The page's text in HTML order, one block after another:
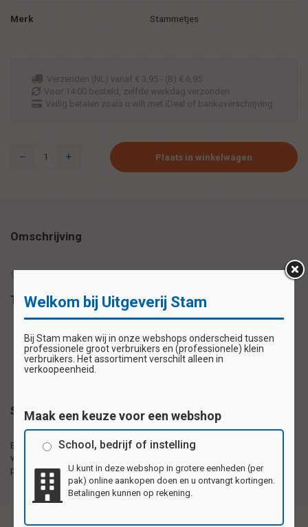
Merk Stammetjes
Verzenden (NL) vanaf € 3,95 - (B) € 6,95
Voor 14:00 besteld, zelfde werkdag verzonden
Veilig betalen zoals u wilt met iDeal of bankoverschrijving
Plaats in winkelwagen
Omschrijving
92 kleine letter stickers (1,5 x 1,5 cm) op 1 vel
Tags
beloningssticker beloningsstickers schoolsticker
schoolstickers
Specificaties
Beloningsstickers met
verschillende motieven
per vel
Zelfklevende plaatjes gedrukt op 1e kwaliteit
motieven per vel.
Welkom bij Uitgeverij Stam
Bij Stam maken wij in onze webshops onderscheid tussen
professionele groot verbruikers en (professionele) klein
verbruikers. Het assortiment verschilt alleen in
verkoopeenheid.
Maak een keuze voor een webshop
School, bedrijf of instelling
U kunt in deze webshop in grotere eenheden (per
pak) online aankopen doen en u ontvangt kortingen.
Betalingen kunnen op rekening.